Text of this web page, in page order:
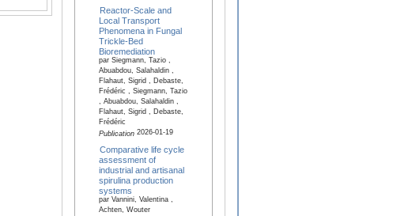
Reactor-Scale and
Local Transport
Phenomena in Fungal
Trickle-Bed
Bioremediation
par Siegmann, Tazio ,
Abuabdou, Salahaldin ,
Flahaut, Sigrid , Debaste,
Frédéric , Siegmann, Tazio
, Abuabdou, Salahaldin ,
Flahaut, Sigrid , Debaste,
Frédéric
Publication2026-01-19
Comparative life cycle
assessment of
industrial and artisanal
spirulina production
systems
par Vannini, Valentina ,
Achten, Wouter